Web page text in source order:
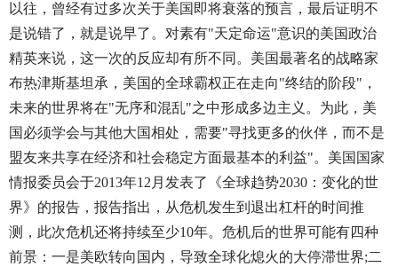
以往，曾经有过多次关于美国即将衰落的预言，最后证明不
是说错了，就是说早了。对素有"天定命运"意识的美国政治
精英来说，这一次的反应却有所不同。美国最著名的战略家
布热津斯基坦承，美国的全球霸权正在走向"终结的阶段"，
未来的世界将在"无序和混乱"之中形成多边主义。为此，美
国必须学会与其他大国相处，需要"寻找更多的伙伴，而不是
盟友来共享在经济和社会稳定方面最基本的利益"。美国国家
情报委员会于2013年12月发表了《全球趋势2030：变化的世
界》的报告，报告指出，从危机发生到退出杠杆的时间推
测，此次危机还将持续至少10年。危机后的世界可能有四种
前景：一是美欧转向国内，导致全球化熄火的大停滞世界;二